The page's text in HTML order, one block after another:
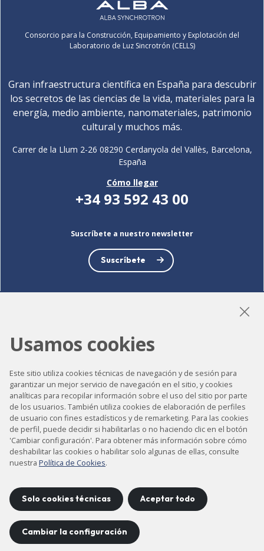
Consorcio para la Construcción, Equipamiento y Explotación del
Laboratorio de Luz Sincrotrón (CELLS)
Gran infraestructura científica en España para descubrir
los secretos de las ciencias de la vida, materiales para la
energía, medio ambiente, nanomateriales, patrimonio
cultural y muchos más.
Carrer de la Llum 2-26 08290 Cerdanyola del Vallès, Barcelona,
España
Cómo llegar
+34 93 592 43 00
Suscríbete a nuestro newsletter
Suscríbete
Accesibilidad
Contacto
Aviso legal
Política de privacidad
Política de cookies
© 2026CELLS
Usamos cookies
Este sitio utiliza cookies técnicas de navegación y de sesión para
garantizar un mejor servicio de navegación en el sitio, y cookies
analíticas para recopilar información sobre el uso del sitio por parte
de los usuarios. También utiliza cookies de elaboración de perfiles
de usuario con fines estadísticos y de remarketing. Para las cookies
de perfil, puede decidir si habilitarlas o no haciendo clic en el botón
'Cambiar configuración'. Para obtener más información sobre cómo
deshabilitar las cookies o habilitar solo algunas de ellas, consulte
nuestra Política de Cookies.
Solo cookies técnicas Aceptar todo
Cambiar la configuración